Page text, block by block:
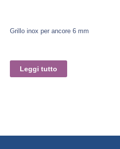
Grillo inox per ancore 6 mm
Leggi tutto